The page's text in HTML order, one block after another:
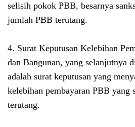
selisih pokok PBB, besarnya
jumlah PBB terutang.
4. Surat Keputusan Kelebihan
dan Bangunan, yang selanjutnya
adalah surat keputusan yang
kelebihan pembayaran PBB yang
terutang.